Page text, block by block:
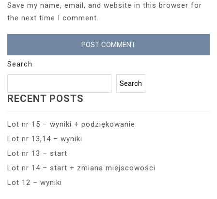
Save my name, email, and website in this browser for
the next time I comment.
Search
Search
RECENT POSTS
Lot nr 15 – wyniki + podziękowanie
Lot nr 13,14 – wyniki
Lot nr 13 – start
Lot nr 14 – start + zmiana miejscowości
Lot 12 – wyniki